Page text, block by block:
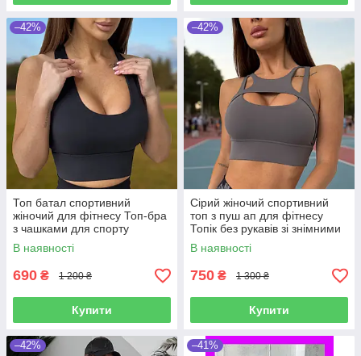
–42%
Топ батал спортивний
жіночий для фітнесу Топ-бра
з чашками для спорту
тренувань чорний з
відкритою спиною XL-3XL
В наявності
690 ₴ 1 200 ₴
Купити
–42%
Сірий жіночий спортивний
топ з пуш ап для фітнесу
Топік без рукавів зі знімними
чашками для спорту якісний
стильний
В наявності
750 ₴ 1 300 ₴
Купити
–42% –41%